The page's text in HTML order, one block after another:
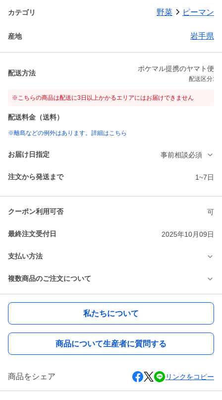
カテゴリ 野菜 ピーマン
産地 岩手県
配送方法
ポケマル提携のヤマト便
配送区分:
※こちらの商品は配送に3日以上かかるエリアにはお届けできません
配送料金（送料）
※離島などの例外はあります。詳細はこちら
お届け日指定 事前相談必須
注文から発送まで 1~7日
クーポン利用可否 可
最終注文受付日 2025年10月09日
支払い方法
複数商品のご注文について
私たちについて
商品について生産者に質問する
商品をシェア リンクをコピー